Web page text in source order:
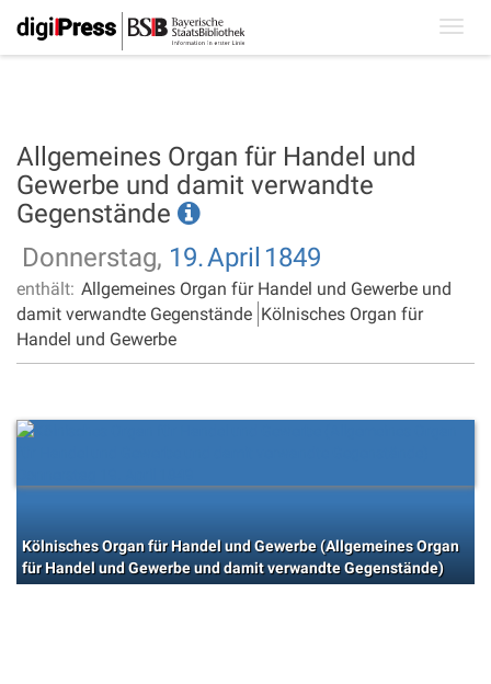
Allgemeines Organ für Handel und
Gewerbe und damit verwandte
Gegenstände
Donnerstag, 19.April 1849
enthält: Allgemeines Organ für Handel und Gewerbe und
damit verwandte Gegenstände Kölnisches Organ für
Handel und Gewerbe
Kölnisches Organ für Handel und Gewerbe (Allgemeines Organ
für Handel und Gewerbe und damit verwandte Gegenstände)